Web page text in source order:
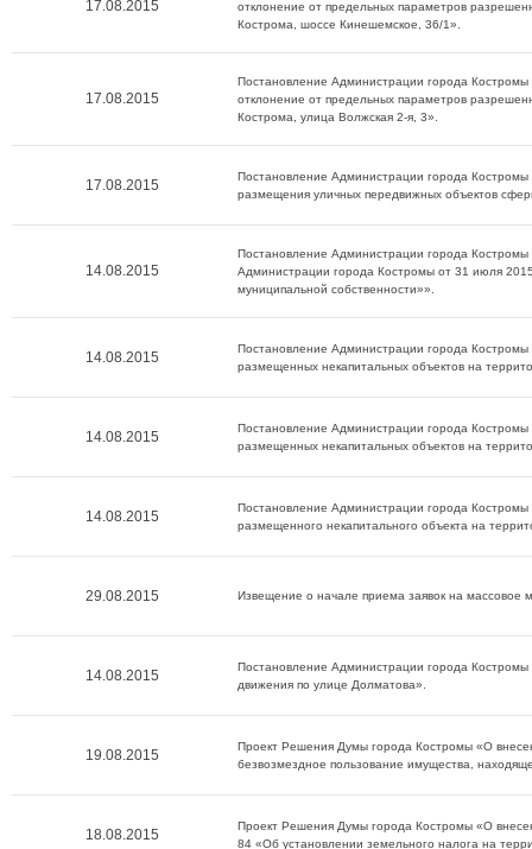
17.08.2015
отклонение от предельных параметров
Кострома, шоссе Кинешемское, 36/1».
17.08.2015
Постановление Администрации города
отклонение от предельных параметров
Кострома, улица Волжская 2-я, 3».
17.08.2015
Постановление Администрации города
размещения уличных передвижных объектов
14.08.2015
Постановление Администрации города
Администрации города Костромы от 31 июля
муниципальной собственности»».
14.08.2015
Постановление Администрации города
размещенных некапитальных объектов на
14.08.2015
Постановление Администрации города
размещенных некапитальных объектов на
14.08.2015
Постановление Администрации города
размещенного некапитального объекта на
29.08.2015 Извещение о начале приема заявок на массовое
14.08.2015
Постановление Администрации города
движения по улице Долматова».
19.08.2015
Проект Решения Думы города Костромы «О
безвозмездное пользование имущества,
18.08.2015
Проект Решения Думы города Костромы «О
84 «Об установлении земельного налога на